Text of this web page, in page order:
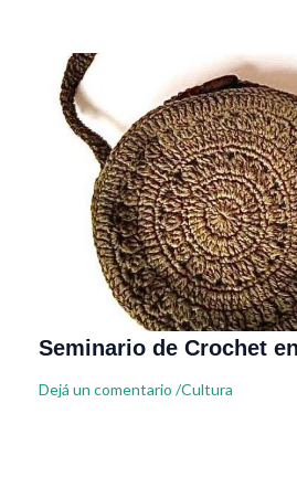
Seminario de Crochet
Dejá un comentario /Cultura